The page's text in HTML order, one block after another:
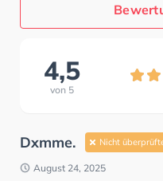
4,5
von 5
Dxmme. Nicht
August 24, 2025